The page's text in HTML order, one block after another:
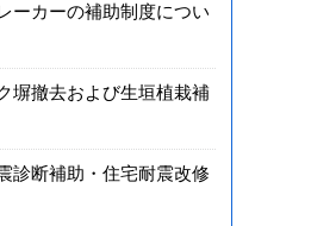
ーカーの補助制度につい
塀撤去および生垣植栽補
診断補助・住宅耐震改修